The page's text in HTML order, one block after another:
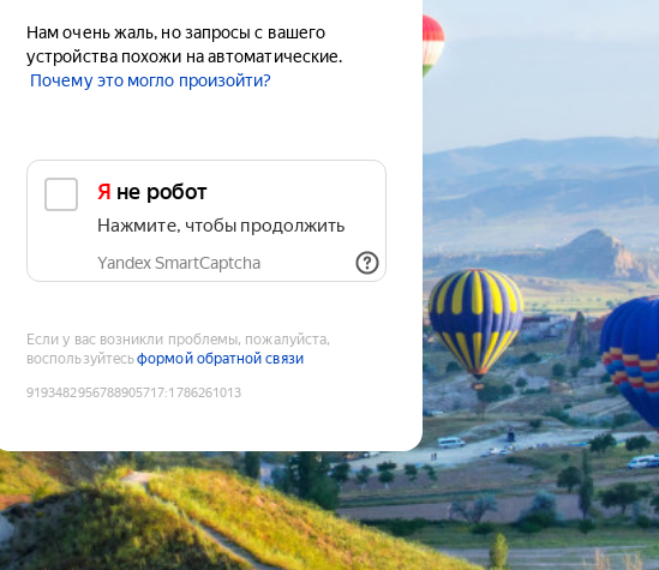
Нам очень жаль, но запросы с вашего
устройства похожи на автоматические.
Почему это могло произойти?
Я не робот
Нажмите, чтобы продолжить
Yandex SmartCaptcha
Если у вас возникли проблемы, пожалуйста,
воспользуйтесьформой обратной связи
9193482956788905717:1786261013